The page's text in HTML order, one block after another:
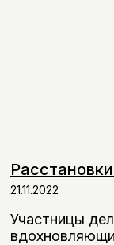
21.11.2022
Участницы